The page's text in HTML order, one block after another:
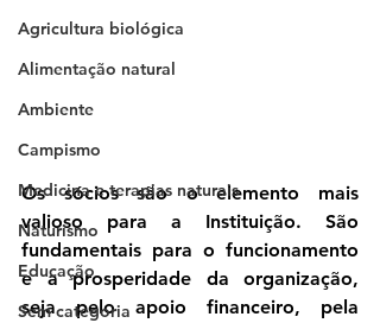
Agricultura biológica
Alimentação natural
Ambiente
Campismo
Medicina e terapias naturais
Naturismo
Educação
Sem categoria
Os sócios são o elemento mais
valioso para a Instituição. São
fundamentais para o funcionamento
e a prosperidade da organização,
seja pelo apoio financeiro, pela